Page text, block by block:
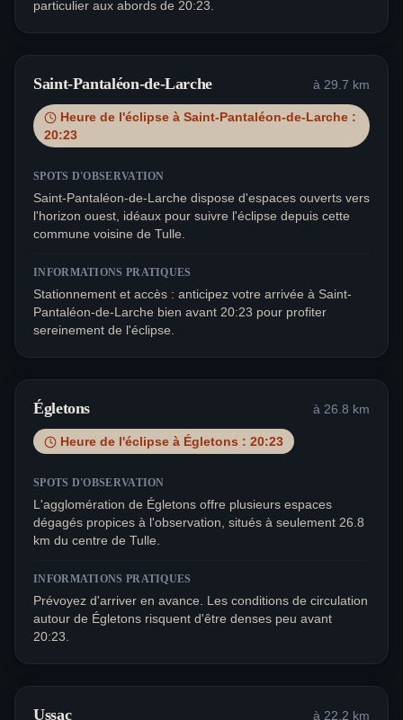
particulier aux abords de 20:23.
Saint-Pantaléon-de-Larche à 29.7 km
Heure de l'éclipse à Saint-Pantaléon-de-Larche :
20:23
SPOTS D'OBSERVATION
Saint-Pantaléon-de-Larche dispose d'espaces ouverts vers
l'horizon ouest, idéaux pour suivre l'éclipse depuis cette
commune voisine de Tulle.
INFORMATIONS PRATIQUES
Stationnement et accès : anticipez votre arrivée à Saint-
Pantaléon-de-Larche bien avant 20:23 pour profiter
sereinement de l'éclipse.
Égletons à 26.8 km
Heure de l'éclipse à Égletons : 20:23
SPOTS D'OBSERVATION
L'agglomération de Égletons offre plusieurs espaces
dégagés propices à l'observation, situés à seulement 26.8
km du centre de Tulle.
INFORMATIONS PRATIQUES
Prévoyez d'arriver en avance. Les conditions de circulation
autour de Égletons risquent d'être denses peu avant
20:23.
Ussac à 22.2 km